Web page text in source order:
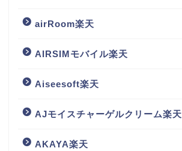
airRoom楽天
AIRSIMモバイル楽天
Aiseesoft楽天
AJモイスチャーゲルクリーム楽天
AKAYA楽天